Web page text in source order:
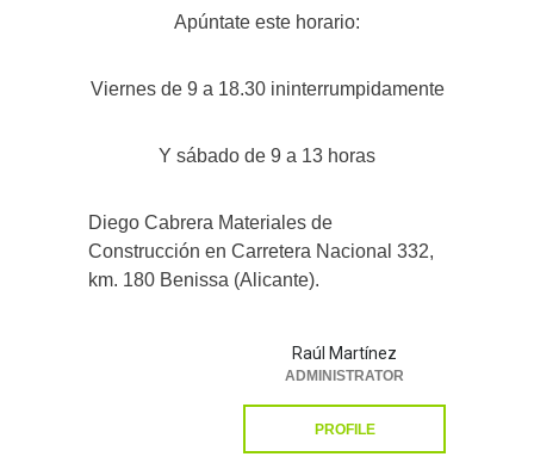
Apúntate este horario:
Viernes de 9 a 18.30 ininterrumpidamente
Y sábado de 9 a 13 horas
Diego Cabrera Materiales de
Construcción en Carretera Nacional 332,
km. 180 Benissa (Alicante).
Raúl Martínez
ADMINISTRATOR
PROFILE